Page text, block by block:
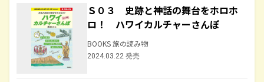
Ｓ０３ 史跡と神話の舞台をホロホ
ロ！ ハワイカルチャーさんぽ
BOOKS 旅の読み物
2024.03.22 発売